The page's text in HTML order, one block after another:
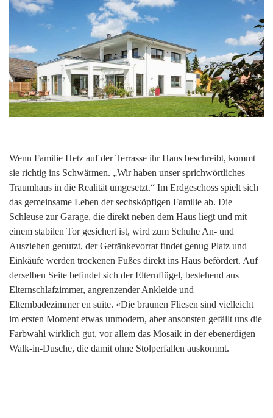
Wenn Familie Hetz auf der Terrasse ihr Haus beschreibt, kommt
sie richtig ins Schwärmen. „Wir haben unser sprichwörtliches
Traumhaus in die Realität umgesetzt.“ Im Erdgeschoss spielt sich
das gemeinsame Leben der sechsköpfigen Familie ab. Die
Schleuse zur Garage, die direkt neben dem Haus liegt und mit
einem stabilen Tor gesichert ist, wird zum Schuhe An- und
Ausziehen genutzt, der Getränkevorrat findet genug Platz und
Einkäufe werden trockenen Fußes direkt ins Haus befördert. Auf
derselben Seite befindet sich der Elternflügel, bestehend aus
Elternschlafzimmer, angrenzender Ankleide und
Elternbadezimmer en suite. «Die braunen Fliesen sind vielleicht
im ersten Moment etwas unmodern, aber ansonsten gefällt uns die
Farbwahl wirklich gut, vor allem das Mosaik in der ebenerdigen
Walk-in-Dusche, die damit ohne Stolperfallen auskommt.